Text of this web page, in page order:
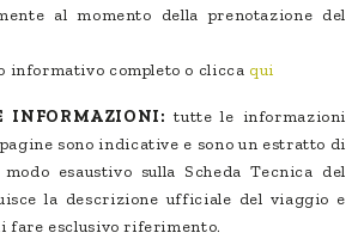
al momento della prenotazione del
informativo completo o clicca qui
INFORMAZIONI: tutte le informazioni
sono indicative e sono un estratto di
esaustivo sulla Scheda Tecnica del
la descrizione ufficiale del viaggio e
fare esclusivo riferimento.